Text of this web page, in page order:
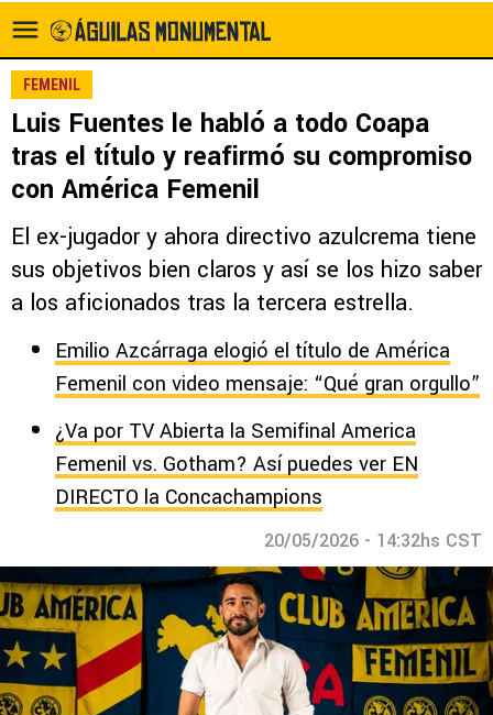
FEMENIL
Luis Fuentes le habló a todo Coapa
tras el título y reafirmó su compromiso
con América Femenil
El ex-jugador y ahora directivo azulcrema tiene
sus objetivos bien claros y así se los hizo saber
a los aficionados tras la tercera estrella.
Emilio Azcárraga elogió el título de América
Femenil con video mensaje: “Qué gran orgullo”
¿Va por TV Abierta la Semifinal America
Femenil vs. Gotham? Así puedes ver EN
DIRECTO la Concachampions
20/05/2026 - 14:32hs CST